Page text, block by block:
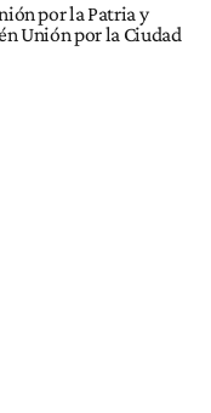
por la Patria y
Unión por la Ciudad